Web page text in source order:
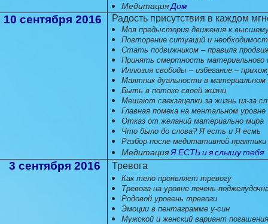
МедитацияДом
10 сентября 2016 Радость присутствия в каждом
Моя предыстория движения к
Повторение ситуаций и
Стать подвижником – правила
Принять смертность материального
Иллюзия свободы – избегание –
Маятник дуальности в материальном
Быть в потоке своей жизни
Мешают свехзацепки за жизнь из-за
Главная помеха на ментальном уровне
Отказ от желаний материально мира
Что было до слова? Я есть и Я есмь
Разбор после медитативной практики
МедитацияЯ ЕСТЬ и я слышу тебя
3 сентября 2016 Тревога
Как тело проявляет тревогу
Тревога на уровне печень-
Родовой уровень тревоги
Эмоции в пентаграмме у-син
Мужской и женский вариант